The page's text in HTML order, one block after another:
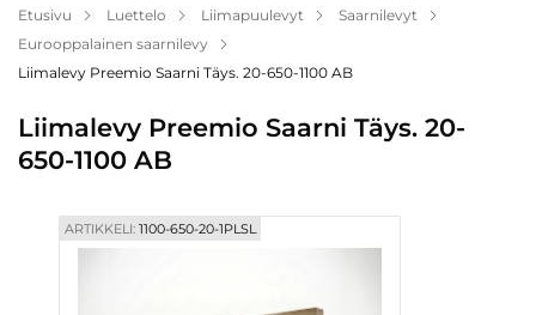
Maksu
Yrityksen
Blogi
Yhteystiedot
Etusivu Luettelo Liimapuulevyt
Saarnilevyt
Eurooppalainen saarnilevy
Liimalevy Preemio Saarni Täys. 20-650-1100 AB
Liimalevy Preemio Saarni Täys. 20-
650-1100 AB
ARTIKKELI:1100-650-20-1PLSL